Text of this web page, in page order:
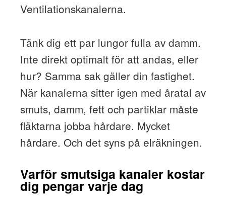
Ventilationskanalerna.
Tänk dig ett par lungor fulla av damm.
Inte direkt optimalt för att andas, eller
hur? Samma sak gäller din fastighet.
När kanalerna sitter igen med åratal av
smuts, damm, fett och partiklar måste
fläktarna jobba hårdare. Mycket
hårdare. Och det syns på elräkningen.
Varför smutsiga kanaler kostar
dig pengar varje dag